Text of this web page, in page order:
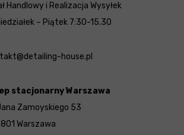
Handlowy i Realizacja Wysyłek
– Piątek 7:30-15.30
house.pl
stacjonarny Warszawa
Zamoyskiego 53
Warszawa